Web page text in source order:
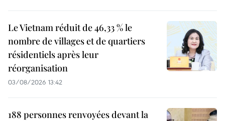
Le Vietnam réduit de 46,33 % le
nombre de villages et de quartiers
résidentiels après leur
réorganisation
03/08/2026 13:42
188 personnes renvoyées devant la